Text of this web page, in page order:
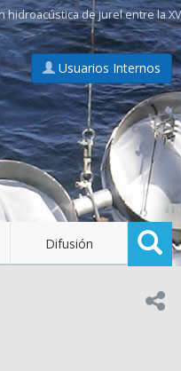
hidroacústica de jurel entre la
Usuarios Internos
Difusión